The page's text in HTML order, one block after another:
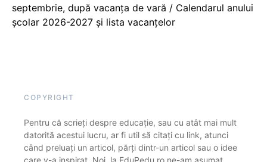
septembrie, după vacanța de vară / Calendarul anului
școlar 2026-2027 și lista vacanțelor
COPYRIGHT
Pentru că scrieți despre educație, sau cu atât mai mult
datorită acestui lucru, ar fi util să citați cu link, atunci
când preluați un articol, părți dintr-un articol sau o idee
care v-a inspirat. Noi, la EduPedu.ro ne-am asumat